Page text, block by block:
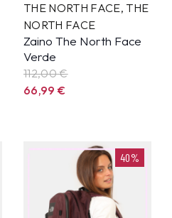
THE NORTH FACE, THE
NORTH FACE
Zaino The North Face
Verde
112,00 €
66,99€
40%